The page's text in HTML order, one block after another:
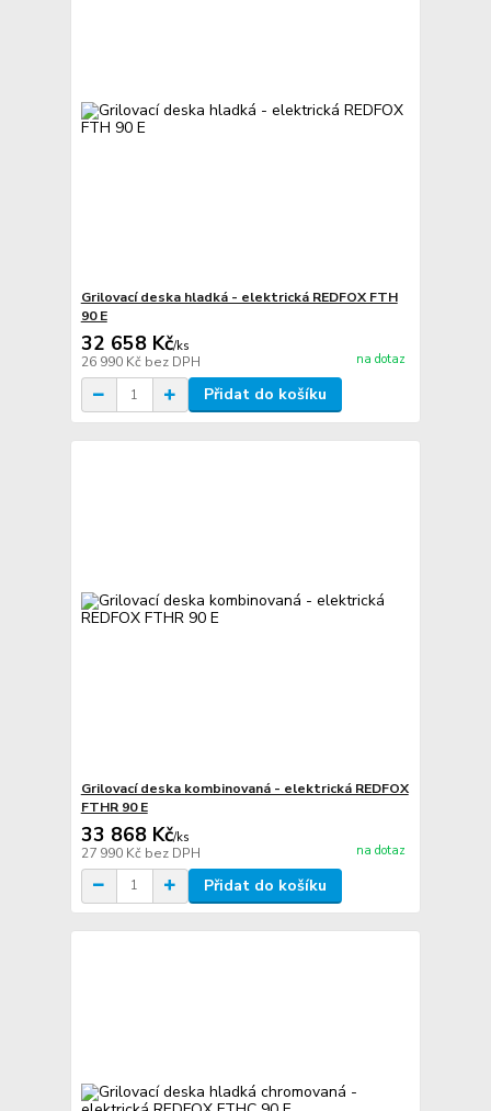
Grilovací deska hladká - elektrická REDFOX FTH
90 E
32 658 Kč/ks
26 990 Kč bez DPH na dotaz
Přidat do košíku
Grilovací deska kombinovaná - elektrická REDFOX
FTHR 90 E
33 868 Kč/ks
27 990 Kč bez DPH na dotaz
Přidat do košíku